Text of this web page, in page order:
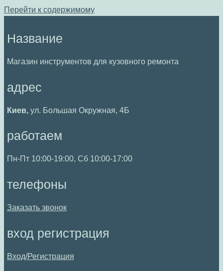
Перейти к содержимому
Название
Магазин инструментов для кузовного ремонта
адрес
Киев, ул. Большая Окружная, 4Б
работаем
Пн-Пт 10:00-19:00, Сб 10:00-17:00
телефоны
Заказать звонок
вход регистрация
Вход/Регистрация